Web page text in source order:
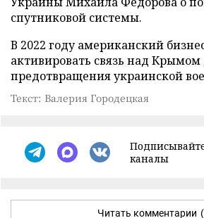
спутниковой системы.
В 2022 году американский
активировать связь над Крымом
предотвращения украинской
Текст: Валерия Городецкая
каналы
Читать комментарии